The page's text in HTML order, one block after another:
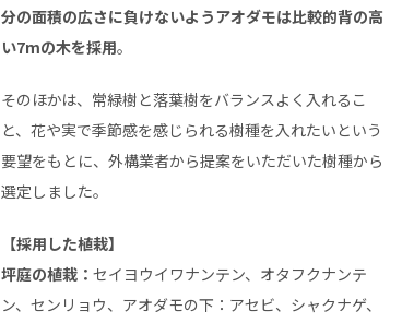
分の面積の広さに負けないようアオダモは比較的背の高
い7mの木を採用。
そのほかは、常緑樹と落葉樹をバランスよく入れるこ
と、花や実で季節感を感じられる樹種を入れたいという
要望をもとに、外構業者から提案をいただいた樹種から
選定しました。
【採用した植栽】
坪庭の植栽： セイヨウイワナンテン、オタフクナンテ
ン、センリョウ、アオダモの下：アセビ、シャクナゲ、